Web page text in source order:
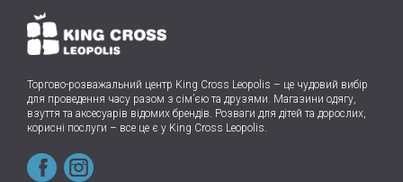
Торгово-розважальний центр King Cross Leopolis – це чудовий вибір
для проведення часу разом з сім’єю та друзями. Магазини одягу,
взуття та аксесуарів відомих брендів. Розваги для дітей та дорослих,
корисні послуги – все це є у King Cross Leopolis.